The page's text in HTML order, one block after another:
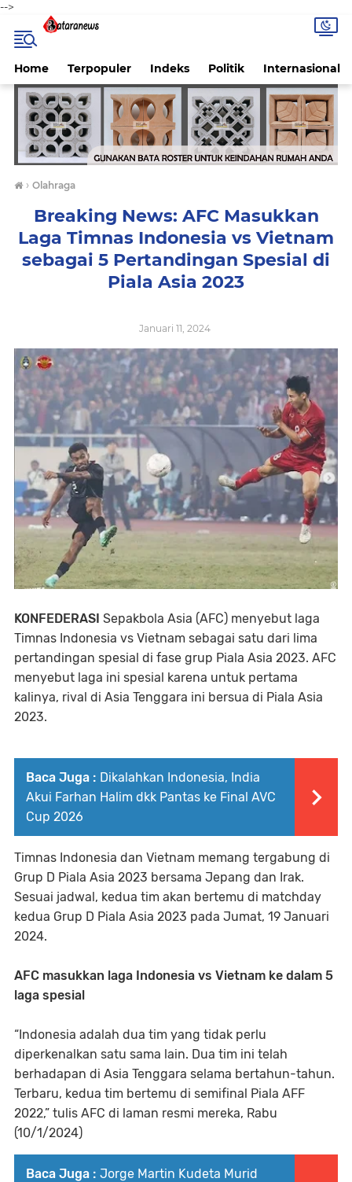
-->
Home Terpopuler Indeks Politik Internasional
› Olahraga
Breaking News: AFC Masukkan
Laga Timnas Indonesia vs Vietnam
sebagai 5 Pertandingan Spesial di
Piala Asia 2023
Januari 11, 2024
KONFEDERASI Sepakbola Asia (AFC) menyebut laga
Timnas Indonesia vs Vietnam sebagai satu dari lima
pertandingan spesial di fase grup Piala Asia 2023. AFC
menyebut laga ini spesial karena untuk pertama
kalinya, rival di Asia Tenggara ini bersua di Piala Asia
2023.
Baca Juga : Dikalahkan Indonesia, India
Akui Farhan Halim dkk Pantas ke Final AVC
Cup 2026
Timnas Indonesia dan Vietnam memang tergabung di
Grup D Piala Asia 2023 bersama Jepang dan Irak.
Sesuai jadwal, kedua tim akan bertemu di matchday
kedua Grup D Piala Asia 2023 pada Jumat, 19 Januari
2024.
AFC masukkan laga Indonesia vs Vietnam ke dalam 5
laga spesial
“Indonesia adalah dua tim yang tidak perlu
diperkenalkan satu sama lain. Dua tim ini telah
berhadapan di Asia Tenggara selama bertahun-tahun.
Terbaru, kedua tim bertemu di semifinal Piala AFF
2022,” tulis AFC di laman resmi mereka, Rabu
(10/1/2024)
Baca Juga : Jorge Martin Kudeta Murid